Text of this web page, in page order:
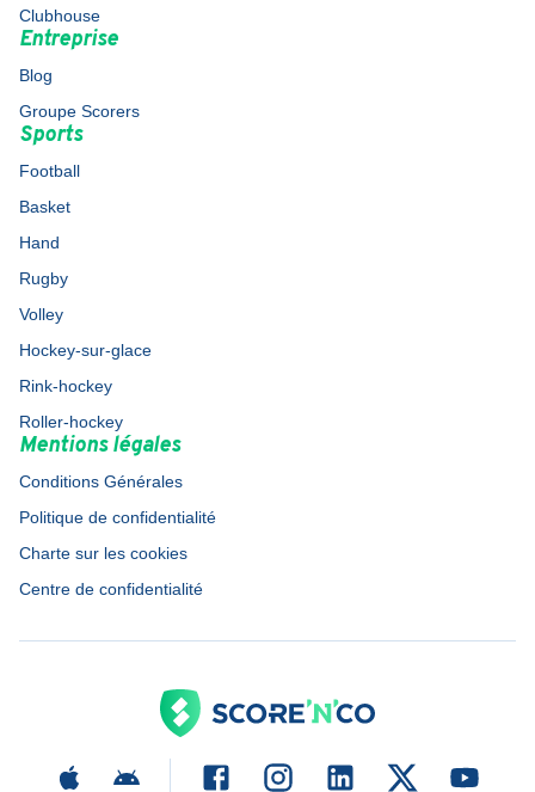
Clubhouse
Entreprise
Blog
Groupe Scorers
Sports
Football
Basket
Hand
Rugby
Volley
Hockey-sur-glace
Rink-hockey
Roller-hockey
Mentions légales
Conditions Générales
Politique de confidentialité
Charte sur les cookies
Centre de confidentialité